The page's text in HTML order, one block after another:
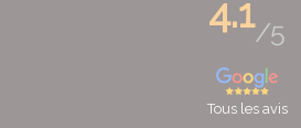
4.1/5
Tous les avis